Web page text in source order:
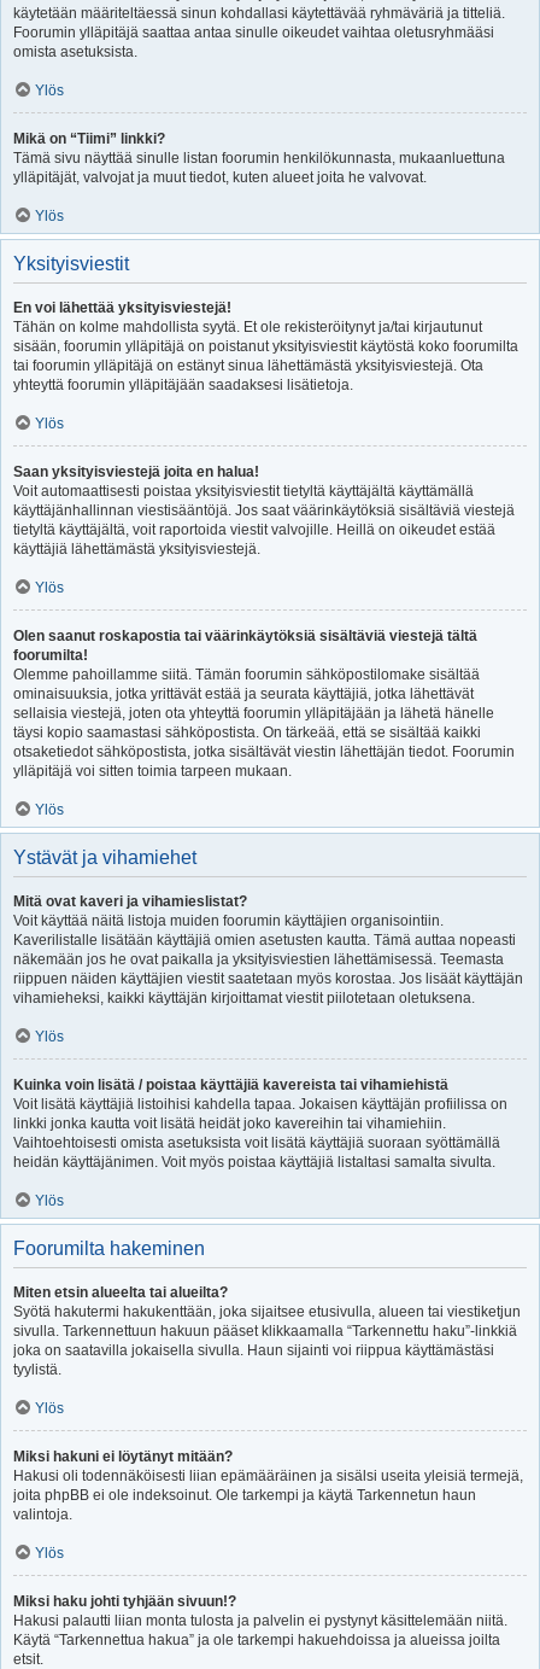
käytetään määriteltäessä sinun kohdallasi käytettävää ryhmäväriä ja titteliä.
Foorumin ylläpitäjä saattaa antaa sinulle oikeudet vaihtaa oletusryhmääsi
omista asetuksista.
Ylös
Mikä on “Tiimi” linkki?
Tämä sivu näyttää sinulle listan foorumin henkilökunnasta, mukaanluettuna
ylläpitäjät, valvojat ja muut tiedot, kuten alueet joita he valvovat.
Ylös
Yksityisviestit
En voi lähettää yksityisviestejä!
Tähän on kolme mahdollista syytä. Et ole rekisteröitynyt ja/tai kirjautunut
sisään, foorumin ylläpitäjä on poistanut yksityisviestit käytöstä koko foorumilta
tai foorumin ylläpitäjä on estänyt sinua lähettämästä yksityisviestejä. Ota
yhteyttä foorumin ylläpitäjään saadaksesi lisätietoja.
Ylös
Saan yksityisviestejä joita en halua!
Voit automaattisesti poistaa yksityisviestit tietyltä käyttäjältä käyttämällä
käyttäjänhallinnan viestisääntöjä. Jos saat väärinkäytöksiä sisältäviä viestejä
tietyltä käyttäjältä, voit raportoida viestit valvojille. Heillä on oikeudet estää
käyttäjiä lähettämästä yksityisviestejä.
Ylös
Olen saanut roskapostia tai väärinkäytöksiä sisältäviä viestejä tältä
foorumilta!
Olemme pahoillamme siitä. Tämän foorumin sähköpostilomake sisältää
ominaisuuksia, jotka yrittävät estää ja seurata käyttäjiä, jotka lähettävät
sellaisia viestejä, joten ota yhteyttä foorumin ylläpitäjään ja lähetä hänelle
täysi kopio saamastasi sähköpostista. On tärkeää, että se sisältää kaikki
otsaketiedot sähköpostista, jotka sisältävät viestin lähettäjän tiedot. Foorumin
ylläpitäjä voi sitten toimia tarpeen mukaan.
Ylös
Ystävät ja vihamiehet
Mitä ovat kaveri ja vihamieslistat?
Voit käyttää näitä listoja muiden foorumin käyttäjien organisointiin.
Kaverilistalle lisätään käyttäjiä omien asetusten kautta. Tämä auttaa nopeasti
näkemään jos he ovat paikalla ja yksityisviestien lähettämisessä. Teemasta
riippuen näiden käyttäjien viestit saatetaan myös korostaa. Jos lisäät käyttäjän
vihamieheksi, kaikki käyttäjän kirjoittamat viestit piilotetaan oletuksena.
Ylös
Kuinka voin lisätä / poistaa käyttäjiä kavereista tai vihamiehistä
Voit lisätä käyttäjiä listoihisi kahdella tapaa. Jokaisen käyttäjän profiilissa on
linkki jonka kautta voit lisätä heidät joko kavereihin tai vihamiehiin.
Vaihtoehtoisesti omista asetuksista voit lisätä käyttäjiä suoraan syöttämällä
heidän käyttäjänimen. Voit myös poistaa käyttäjiä listaltasi samalta sivulta.
Ylös
Foorumilta hakeminen
Miten etsin alueelta tai alueilta?
Syötä hakutermi hakukenttään, joka sijaitsee etusivulla, alueen tai viestiketjun
sivulla. Tarkennettuun hakuun pääset klikkaamalla “Tarkennettu haku”-linkkiä
joka on saatavilla jokaisella sivulla. Haun sijainti voi riippua käyttämästäsi
tyylistä.
Ylös
Miksi hakuni ei löytänyt mitään?
Hakusi oli todennäköisesti liian epämääräinen ja sisälsi useita yleisiä termejä,
joita phpBB ei ole indeksoinut. Ole tarkempi ja käytä Tarkennetun haun
valintoja.
Ylös
Miksi haku johti tyhjään sivuun!?
Hakusi palautti liian monta tulosta ja palvelin ei pystynyt käsittelemään niitä.
Käytä “Tarkennettua hakua” ja ole tarkempi hakuehdoissa ja alueissa joilta
etsit.